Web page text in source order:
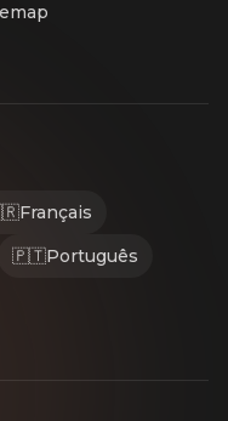
Français
🇵🇹Português